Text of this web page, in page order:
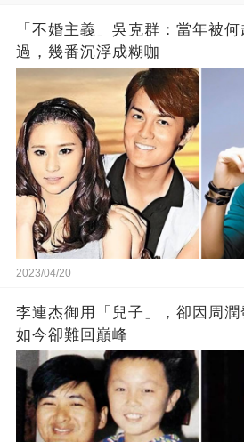
「不婚主義」吳克群：當年被
過，幾番沉浮成糊咖
2023/04/20
李連杰御用「兒子」，卻因周潤
如今卻難回巔峰